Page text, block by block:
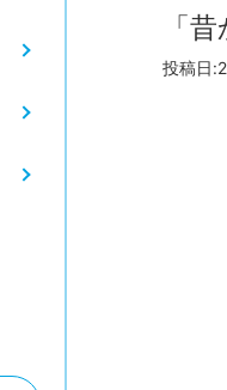
「
投稿日